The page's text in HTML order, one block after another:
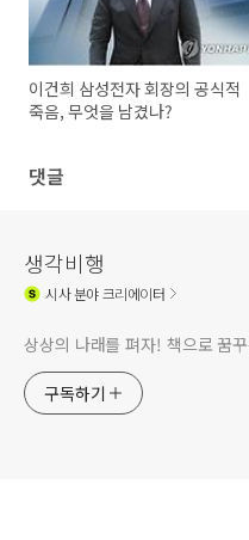
이건희 삼성전자 회장의 공식적
죽음, 무엇을 남겼나?
댓글
생각비행
시사분야 크리에이터
상상의 나래를 펴자! 책으로 꿈
구독하기